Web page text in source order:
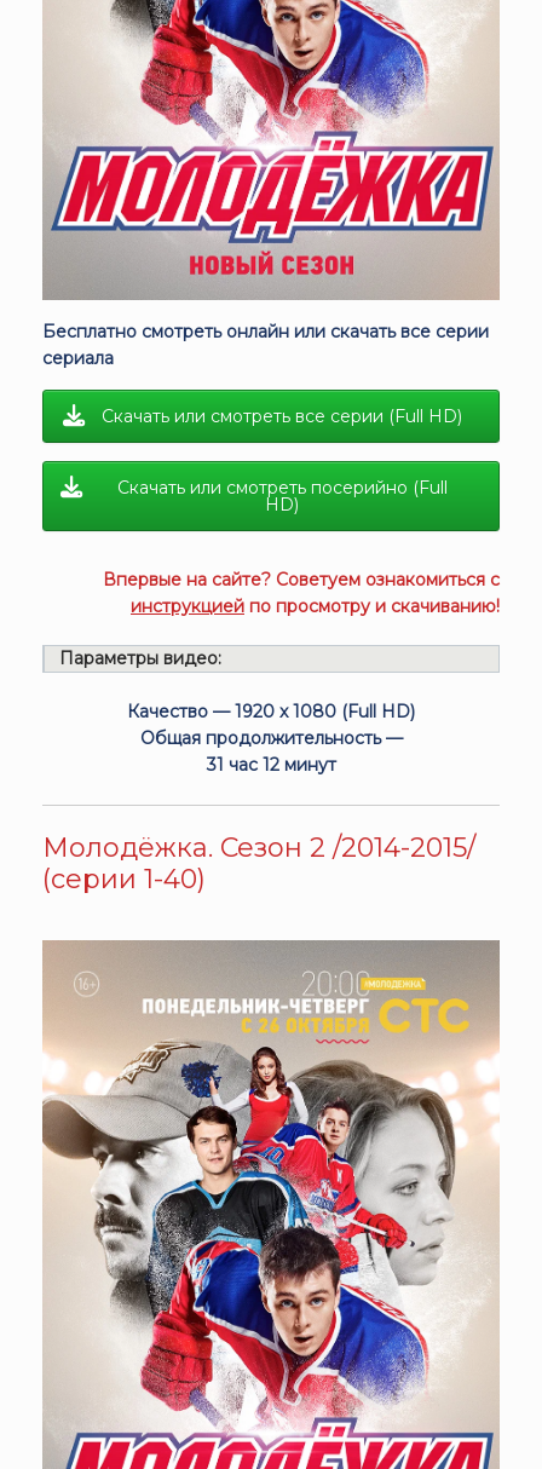
Бесплатно смотреть онлайн или скачать все серии
сериала
Скачать или смотреть все серии (Full HD)
Скачать или смотреть посерийно (Full
HD)
Впервые на сайте? Советуем ознакомиться с
инструкцией по просмотру и скачиванию!
Параметры видео:
Качество — 1920 x 1080 (Full HD)
Общая продолжительность —
31 час 12 минут
Молодёжка. Сезон 2 /2014-2015/
(серии 1-40)